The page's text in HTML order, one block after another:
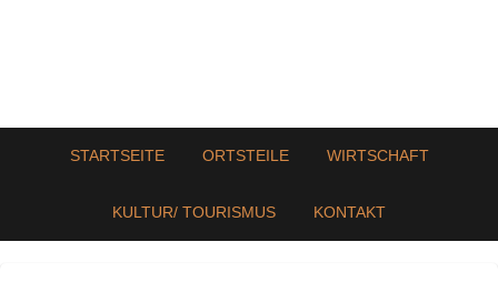
STARTSEITE ORTSTEILE WIRTSCHAFT
KULTUR/ TOURISMUS KONTAKT